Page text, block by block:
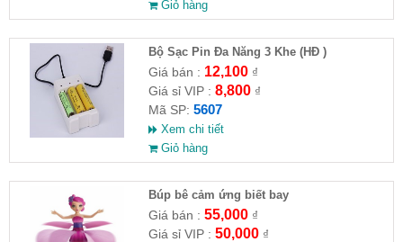
Giỏ hàng
Bộ Sạc Pin Đa Năng 3 Khe (HĐ )
Giá bán : 12,100₫
Giá sỉ VIP : 8,800₫
Mã SP: 5607
Xem chi tiết
Giỏ hàng
​Búp bê cảm ứng biết bay
Giá bán : 55,000₫
Giá sỉ VIP : 50,000₫